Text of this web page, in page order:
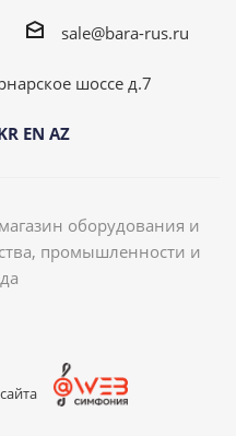
sale@bara-rus.ru
шоссе д.7
EN AZ
оборудования и
промышленности и